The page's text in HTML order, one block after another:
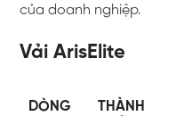
của doanh nghiệp.
Vải ArisElite
DÒNG
THÀNH